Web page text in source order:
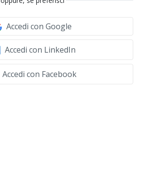
Accedi con Google
Accedi con LinkedIn
Accedi con Facebook